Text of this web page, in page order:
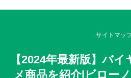
サイトマッ
【2024年最新版】バ
メ商品を紹介|ビロー